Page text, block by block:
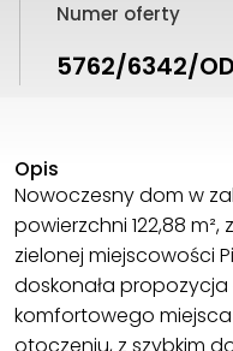
Numer oferty
5762/6342/
Opis
Nowoczesny dom w
powierzchni 122,88
zielonej miejscowości
doskonała
komfortowego